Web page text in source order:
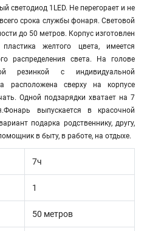
светодиод 1LED. Не перегорает и не
срока службы фонаря. Световой
до 50 метров. Корпус изготовлен
желтого цвета, имеется
распределения света. На голове
резинкой с индивидуальной
расположена сверху на корпусе
Одной подзарядки хватает на 7
выпускается в красочной
подарка родственнику, другу,
в быту, в работе, на отдыхе.
7ч
1
50 метров